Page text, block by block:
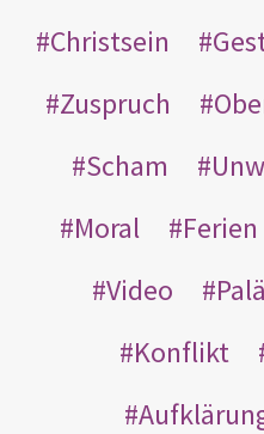
Christsein
Zuspruch
Scham
Moral
Ferien
Video
Konflikt